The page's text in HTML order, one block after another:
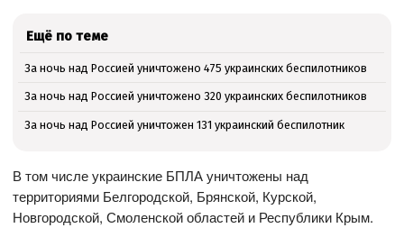
Ещё по теме
За ночь над Россией уничтожено 475 украинских беспилотников
За ночь над Россией уничтожено 320 украинских беспилотников
За ночь над Россией уничтожен 131 украинский беспилотник
В том числе украинские БПЛА уничтожены над
территориями Белгородской, Брянской, Курской,
Новгородской, Смоленской областей и Республики Крым.